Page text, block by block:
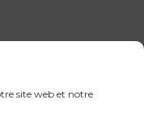
site web et notre